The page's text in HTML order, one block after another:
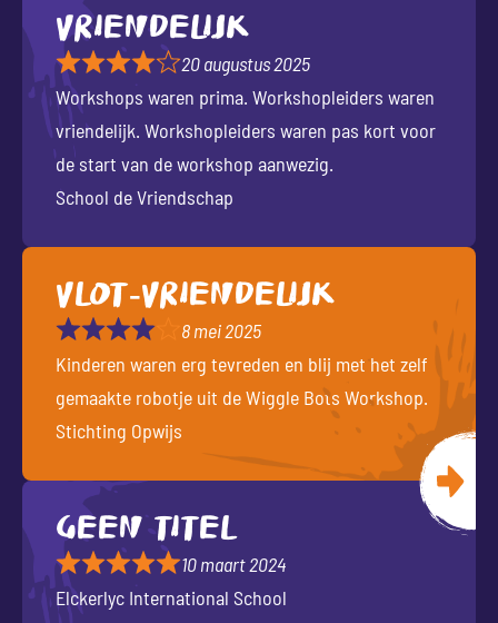
Vriendelijk
20 augustus 2025
Workshops waren prima. Workshopleiders waren
vriendelijk. Workshopleiders waren pas kort voor
de start van de workshop aanwezig.
School de Vriendschap
Vlot-vriendelijk
8 mei 2025
Kinderen waren erg tevreden en blij met het zelf
gemaakte robotje uit de Wiggle Bots Workshop.
Stichting Opwijs
Geen titel
10 maart 2024
Elckerlyc International School